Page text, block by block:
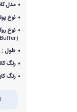
مدل
نوع
نوع
طول :
رنگ
رنگ